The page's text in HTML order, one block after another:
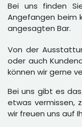
Bei uns finden
Angefangen beim
angesagten Bar.
Von der
oder auch
können wir gerne
Bei uns gibt es
etwas vermissen,
wir freuen uns auf